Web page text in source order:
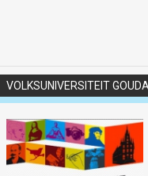
VOLKSUNIVERSITEIT GOUDA